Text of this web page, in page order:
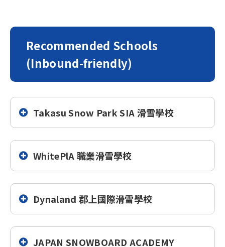
Recommended Schools
(Inbound-friendly)
Takasu Snow Park SIA 滑雪學校
WhitePlA 職業滑雪學校
Dynaland 郡上國際滑雪學校
JAPAN SNOWBOARD ACADEMY